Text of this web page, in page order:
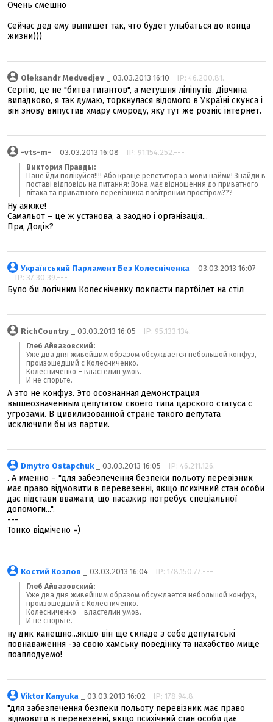
Очень смешно
Сейчас дед ему выпишет так, что будет улыбаться до конца
жизни)))
Oleksandr Medvedjev _ 03.03.2013 16:10 IP: 46.200.81.---
Сергію, це не "битва гигантов", а метушня ліліпутів. Дівчина
випадково, я так думаю, торкнулася відомого в Україні скунса і
він знову випустив хмару смороду, яку тут же розніс інтернет.
-vts-m- _ 03.03.2013 16:08 IP: 91.154.252.---
Виктория Правды:
Пане йди полікуйся!!!! Або краще репетитора з мови найми! Знайди в
поставі відповідь на питання: Вона має відношення до приватного
літака та приватного перевізника повітряним простіром???
Ну аякже!
Самальот – це ж установа, а заодно і організація...
Пра, Додік?
Український Парламент Без Колесніченка _ 03.03.2013 16:07
IP: 37.30.39.---
Було би логічним Колесніченку покласти партбілет на стіл
RichCountry _ 03.03.2013 16:05 IP: 95.133.134.---
Глеб Айвазовский:
Уже два дня живейшим образом обсуждается небольшой конфуз,
произошедший с Колесниченко.
Колесниченко – властелин умов.
И не спорьте.
А это не конфуз. Это осознанная демонстрация
вышеозначенным депутатом своего типа царского статуса с
угрозами. В цивилизованной стране такого депутата
исключили бы из партии.
Dmytro Ostapchuk_ 03.03.2013 16:05 IP: 46.211.126.---
. А именно – "для забезпечення безпеки польоту перевізник
має право відмовити в перевезенні, якщо психічний стан особи
дає підстави вважати, що пасажир потребує спеціальної
допомоги...".
---
Тонко відмічено =)
Костий Козлов _ 03.03.2013 16:04 IP: 178.150.77.---
Глеб Айвазовский:
Уже два дня живейшим образом обсуждается небольшой конфуз,
произошедший с Колесниченко.
Колесниченко – властелин умов.
И не спорьте.
ну дик канешно...якшо він ще складе з себе депутатські
повнаваження -за свою хамську поведінку та нахабство мище
поаплодуемо!
Viktor Kanyuka _ 03.03.2013 16:02 IP: 178.94.8.---
"для забезпечення безпеки польоту перевізник має право
відмовити в перевезенні, якщо психічний стан особи дає